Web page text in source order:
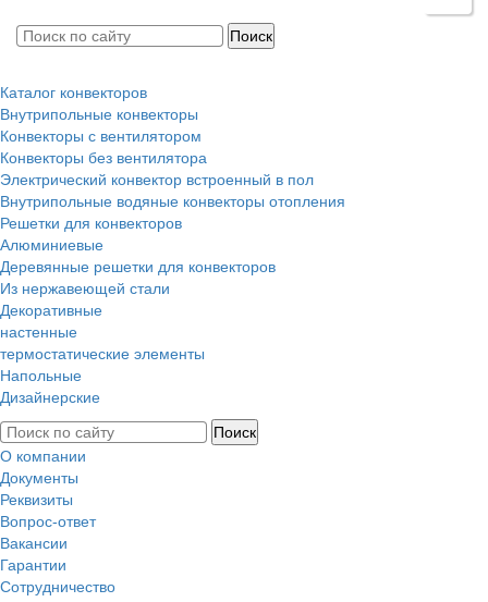
Каталог конвекторов
Внутрипольные конвекторы
Конвекторы с вентилятором
Конвекторы без вентилятора
Электрический конвектор вcтроенный в пол
Внутрипольные водяные конвекторы отопления
Решетки для конвекторов
Алюминиевые
Деревянные решетки для конвекторов
Из нержавеющей стали
Декоративные
настенные
термостатические элементы
Напольные
Дизайнерские
О компании
Документы
Реквизиты
Вопрос-ответ
Вакансии
Гарантии
Сотрудничество